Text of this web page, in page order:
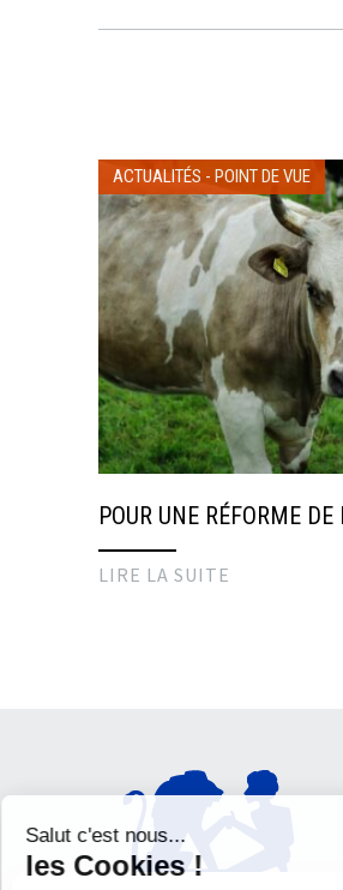
ACTUALITÉS - POINT DE VUE
POUR UNE RÉFORME DE
LIRE LA SUITE